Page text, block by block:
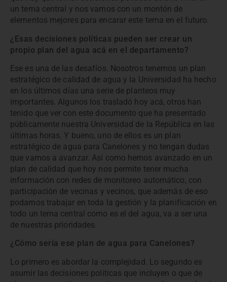
un tema central y nos vamos con un montón de
elementos mejores para encarar este tema en el futuro.
¿Esas decisiones políticas pueden ser crear un
propio plan del agua acá en el departamento?
Ese es una de las desafíos. Nosotros tenemos un plan
estratégico de calidad de agua y la Universidad ha hecho
en los últimos días una serie de planteos muy
importantes. Algunos los trasladó hoy acá, otros han
tenido que ver con este documento que ha presentado
públicamente nuestra Universidad de la República en las
últimas horas. Y bueno, uno de ellos es un plan
estratégico de agua para Canelones y no tengan dudas
que vamos a avanzar. Así como hemos avanzado en un
plan de calidad que hoy nos permite tener mucha
información con redes de monitoreo automático, con
participación de vecinas y vecinos, que además de eso
podamos trabajar en toda la gestión y la planificación en
todo un tema central como es el del agua, va a ser una
de nuestras prioridades.
¿Cómo sería ese plan de agua para Canelones?
Lo primero es abordar la complejidad. Lo segundo es
asumir las decisiones políticas que incluyen o que de